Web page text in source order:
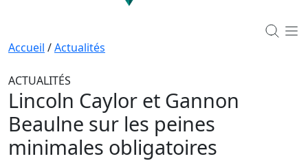
Accueil /Actualités
ACTUALITÉS
Lincoln Caylor et Gannon
Beaulne sur les peines
minimales obligatoires